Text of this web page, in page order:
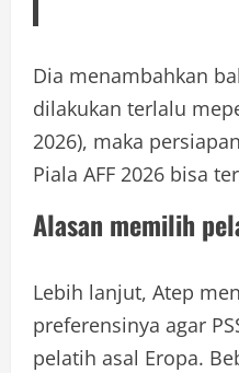
Dia menambahkan
dilakukan terlalu
2026), maka
Piala AFF 2026 bisa
Alasan memilih
Lebih lanjut, Atep
preferensinya agar
pelatih asal Eropa.